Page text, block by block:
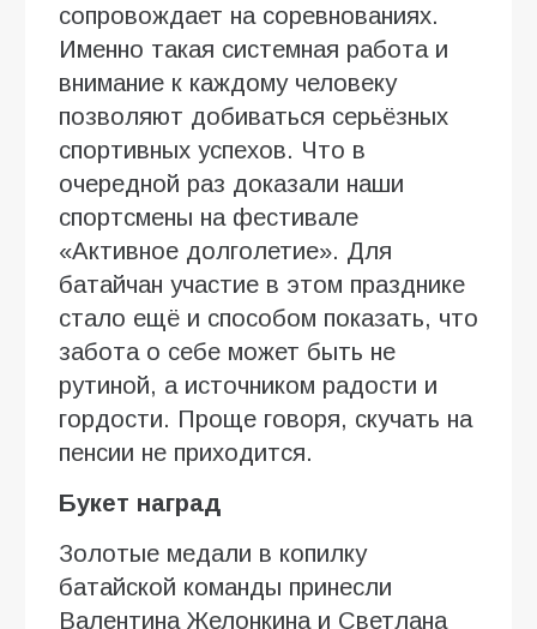
сопровождает на соревнованиях.
Именно такая системная работа и
внимание к каждому человеку
позволяют добиваться серьёзных
спортивных успехов. Что в
очередной раз доказали наши
спортсмены на фестивале
«Активное долголетие». Для
батайчан участие в этом празднике
стало ещё и способом показать, что
забота о себе может быть не
рутиной, а источником радости и
гордости. Проще говоря, скучать на
пенсии не приходится.
Букет наград
Золотые медали в копилку
батайской команды принесли
Валентина Желонкина и Светлана